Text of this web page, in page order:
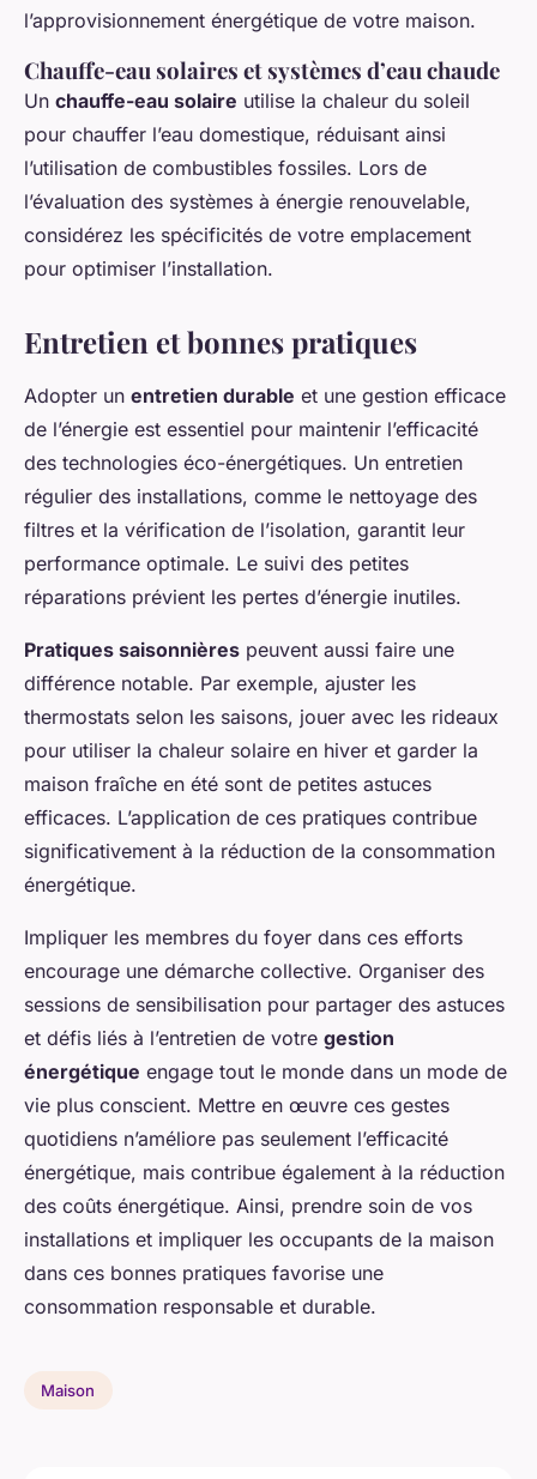
l’approvisionnement énergétique de votre maison.
Chauffe-eau solaires et systèmes d’eau chaude
Un chauffe-eau solaire utilise la chaleur du soleil
pour chauffer l’eau domestique, réduisant ainsi
l’utilisation de combustibles fossiles. Lors de
l’évaluation des systèmes à énergie renouvelable,
considérez les spécificités de votre emplacement
pour optimiser l’installation.
Entretien et bonnes pratiques
Adopter un entretien durable et une gestion efficace
de l’énergie est essentiel pour maintenir l’efficacité
des technologies éco-énergétiques. Un entretien
régulier des installations, comme le nettoyage des
filtres et la vérification de l’isolation, garantit leur
performance optimale. Le suivi des petites
réparations prévient les pertes d’énergie inutiles.
Pratiques saisonnières peuvent aussi faire une
différence notable. Par exemple, ajuster les
thermostats selon les saisons, jouer avec les rideaux
pour utiliser la chaleur solaire en hiver et garder la
maison fraîche en été sont de petites astuces
efficaces. L’application de ces pratiques contribue
significativement à la réduction de la consommation
énergétique.
Impliquer les membres du foyer dans ces efforts
encourage une démarche collective. Organiser des
sessions de sensibilisation pour partager des astuces
et défis liés à l’entretien de votre gestion
énergétique engage tout le monde dans un mode de
vie plus conscient. Mettre en œuvre ces gestes
quotidiens n’améliore pas seulement l’efficacité
énergétique, mais contribue également à la réduction
des coûts énergétique. Ainsi, prendre soin de vos
installations et impliquer les occupants de la maison
dans ces bonnes pratiques favorise une
consommation responsable et durable.
Maison